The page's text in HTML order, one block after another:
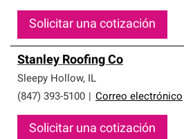
Solicitar una cotización
Stanley Roofing Co
Sleepy Hollow, IL
(847) 393-5100
Correo electrónico
Solicitar una cotización